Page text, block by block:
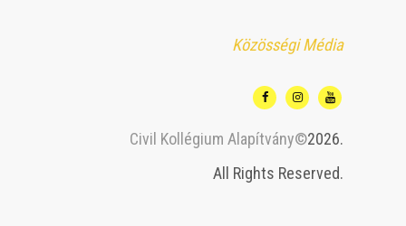
Közösségi Média
Civil Kollégium Alapítvány©2026.
All Rights Reserved.